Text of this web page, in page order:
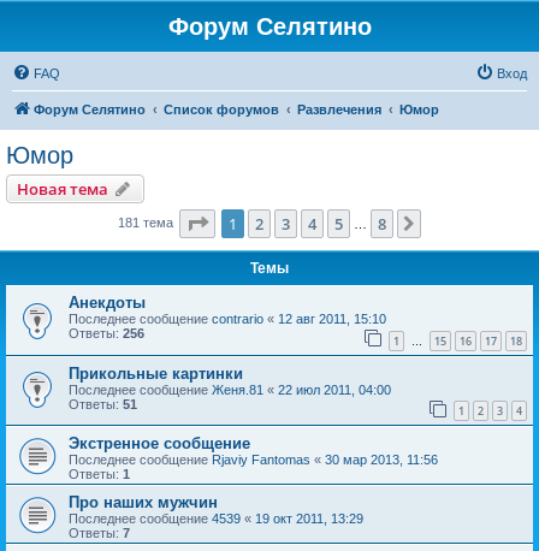
Форум Селятино
FAQ Вход
Форум Селятино Список форумов Развлечения Юмор
Юмор
Новая тема
181 тема Страница из
1 2 3 4 5 8
Темы
Анекдоты
Последнее сообщение contrario « 12 авг 2011, 15:10
Ответы: 256 1 … 15 16 17 18
Прикольные картинки
Последнее сообщение Женя.81 « 22 июл 2011, 04:00
Ответы: 51 1 2 3 4
Экстренное сообщение
Последнее сообщение Rjaviy Fantomas « 30 мар 2013, 11:56
Ответы: 1
Про наших мужчин
Последнее сообщение 4539 « 19 окт 2011, 13:29
Ответы: 7